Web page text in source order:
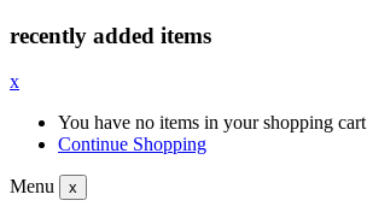
recently added items
x
You have no items in your shopping cart
Continue Shopping
Menu x